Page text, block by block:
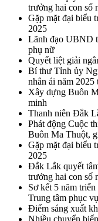
trưởng hai con số
Gặp mặt đại biểu
2025
Lãnh đạo UBND
phụ nữ
Quyết liệt giải
Bí thư Tỉnh ủy
nhân ái năm
Xây dựng Buôn
minh
Thanh niên Đắk
Phát động Cuộc
Buôn Ma Thuột,
Gặp mặt đại biểu
2025
Đắk Lắk quyết
trưởng hai con số
Sơ kết 5 năm
Trung tâm phục
Điểm sáng xuất